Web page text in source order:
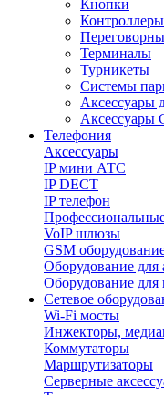
Кнопки
Контроллеры
Терминалы
Турникеты
Системы
Аксессуары
Аксессуары
Телефония
Aксессуары
IP мини АТС
IP DECT
IP телефон
VoIP шлюзы
GSM
Оборудование для
Оборудование для
Сетевое
Wi-Fi мосты
Инжекторы,
Коммутаторы
Маршрутизаторы
Серверные